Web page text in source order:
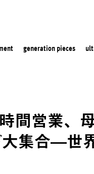
generation pieces
間営業、
集合—世